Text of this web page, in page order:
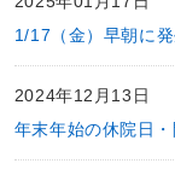
1/17（金）早朝に
2024年12月13日
年末年始の休院日